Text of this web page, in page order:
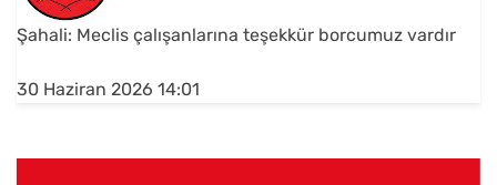
Şahali: Meclis çalışanlarına teşekkür borcumuz vardır
30 Haziran 2026 14:01